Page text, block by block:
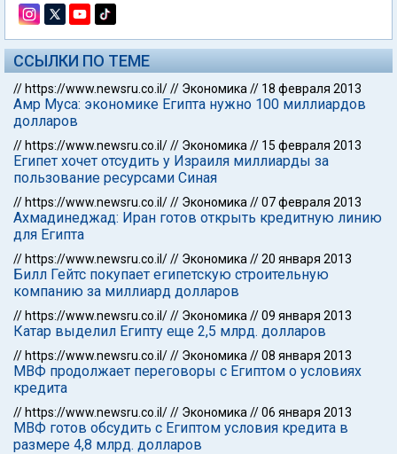
ССЫЛКИ ПО ТЕМЕ
// https://www.newsru.co.il/// Экономика // 18 февраля 2013
Амр Муса: экономике Египта нужно 100 миллиардов
долларов
// https://www.newsru.co.il/// Экономика // 15 февраля 2013
Египет хочет отсудить у Израиля миллиарды за
пользование ресурсами Синая
// https://www.newsru.co.il/// Экономика //07 февраля 2013
Ахмадинеджад: Иран готов открыть кредитную линию
для Египта
// https://www.newsru.co.il/// Экономика //20 января 2013
Билл Гейтс покупает египетскую строительную
компанию за миллиард долларов
// https://www.newsru.co.il/// Экономика //09 января 2013
Катар выделил Египту еще 2,5 млрд. долларов
// https://www.newsru.co.il/// Экономика //08 января 2013
МВФ продолжает переговоры с Египтом о условиях
кредита
// https://www.newsru.co.il/// Экономика //06 января 2013
МВФ готов обсудить с Египтом условия кредита в
размере 4,8 млрд. долларов